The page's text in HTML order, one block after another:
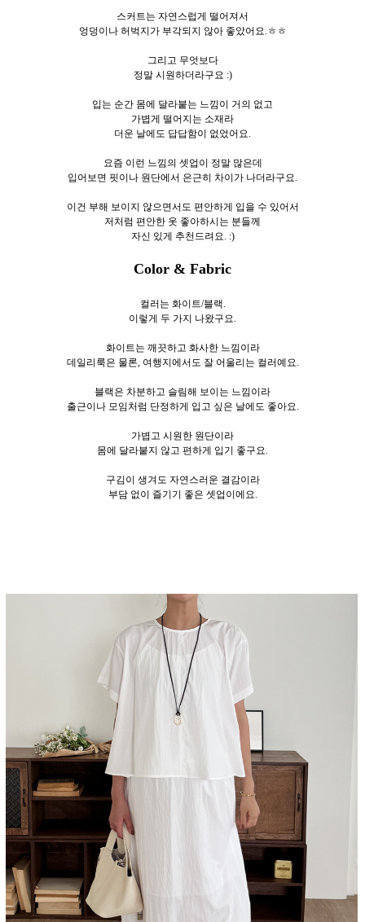
스커트는 자연스럽게 떨어져서
엉덩이나 허벅지가 부각되지 않아 좋았어요.ㅎㅎ
그리고 무엇보다
정말 시원하더라구요 :)
입는 순간 몸에 달라붙는 느낌이 거의 없고
가볍게 떨어지는 소재라
더운 날에도 답답함이 없었어요.
요즘 이런 느낌의 셋업이 정말 많은데
입어보면 핏이나 원단에서 은근히 차이가 나더라구요.
이건 부해 보이지 않으면서도 편안하게 입을 수 있어서
저처럼 편안한 옷 좋아하시는 분들께
자신 있게 추천드려요. :)
Color & Fabric
컬러는 화이트/블랙.
이렇게 두 가지 나왔구요.
화이트는 깨끗하고 화사한 느낌이라
데일리룩은 물론, 여행지에서도 잘 어울리는 컬러예요.
블랙은 차분하고 슬림해 보이는 느낌이라
출근이나 모임처럼 단정하게 입고 싶은 날에도 좋아요.
가볍고 시원한 원단이라
몸에 달라붙지 않고 편하게 입기 좋구요.
구김이 생겨도 자연스러운 결감이라
부담 없이 즐기기 좋은 셋업이에요.